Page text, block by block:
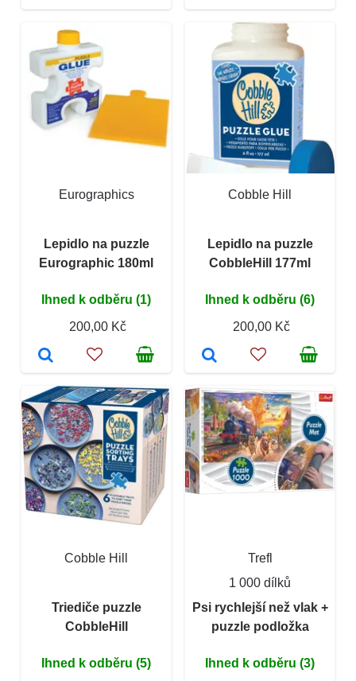
Eurographics
Lepidlo na puzzle
Eurographic 180ml
Ihned k odběru (1)
200,00 Kč
Cobble Hill
Lepidlo na puzzle
CobbleHill 177ml
Ihned k odběru (6)
200,00 Kč
Cobble Hill
Triediče puzzle
CobbleHill
Ihned k odběru (5)
Trefl
1 000 dílků
Psi rychlejší než vlak +
puzzle podložka
Ihned k odběru (3)